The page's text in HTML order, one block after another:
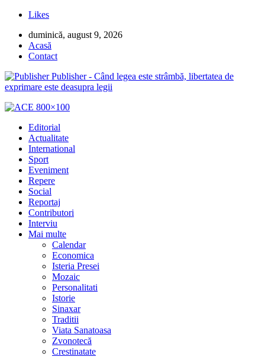
Likes
duminică, august 9, 2026
Acasă
Contact
Publisher - Când legea este strâmbă, libertatea de
exprimare este deasupra legii
Editorial
Actualitate
International
Sport
Eveniment
Repere
Social
Reportaj
Contributori
Interviu
Mai multe
Calendar
Economica
Isteria Presei
Mozaic
Personalitati
Istorie
Sinaxar
Traditii
Viata Sanatoasa
Zvonotecă
Crestinatate